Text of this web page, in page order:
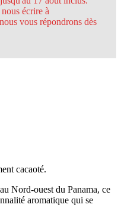
écrire à
vous répondrons dès
cacaoté.
Nord-ouest du Panama, ce
aromatique qui se